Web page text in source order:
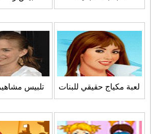
لعبة مكياج حقيقي للبنات تلبيس